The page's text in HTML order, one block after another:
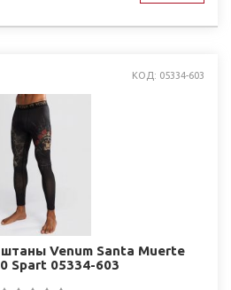
КОД: 05334-603
Venum Santa Muerte
Spart 05334-603